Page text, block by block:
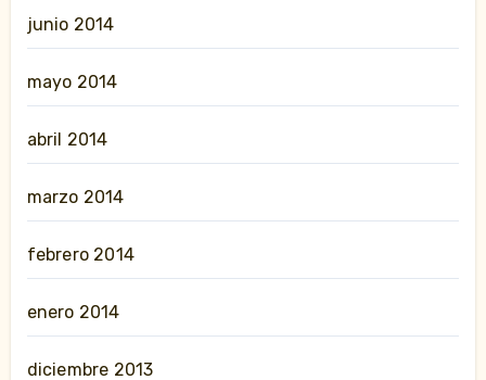
junio 2014
mayo 2014
abril 2014
marzo 2014
febrero 2014
enero 2014
diciembre 2013